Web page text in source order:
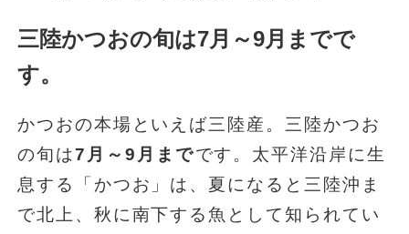
三陸かつおの旬は7月～9月までで
す。
かつおの本場といえば三陸産。三陸かつお
の旬は7月～9月までです。太平洋沿岸に生
息する「かつお」は、夏になると三陸沖ま
で北上、秋に南下する魚として知られてい